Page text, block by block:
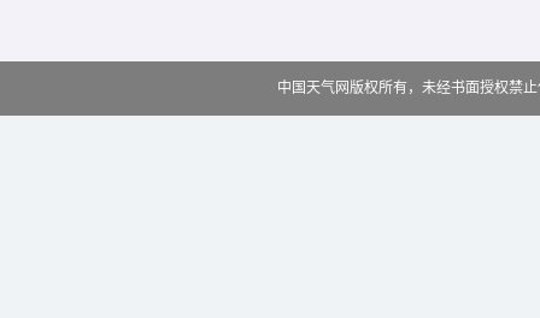
中国天气网版权所有，未经书面授权